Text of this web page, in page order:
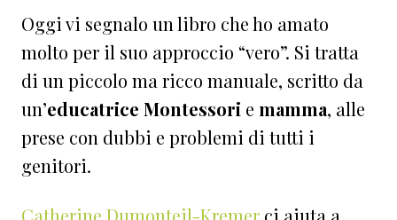
Oggi vi segnalo un libro che ho amato
molto per il suo approccio “vero”. Si tratta
di un piccolo ma ricco manuale, scritto da
un’educatrice Montessori e mamma, alle
prese con dubbi e problemi di tutti i
genitori.